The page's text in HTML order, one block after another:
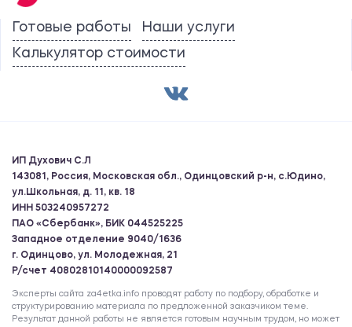
Готовые работы
Наши услуги
Калькулятор стоимости
ИП Духович С.Л
143081, Россия, Московская обл., Одинцовский р-н, с.Юдино,
ул.Школьная, д. 11, кв. 18
ИНН 503240957272
ПАО «Сбербанк», БИК 044525225
Западное отделение 9040/1636
г. Одинцово, ул. Молодежная, 21
Р/счет 40802810140000092587
Эксперты сайта za4etka.info проводят работу по подбору, обработке и
структурированию материала по предложенной заказчиком теме.
Результат данной работы не является готовым научным трудом, но может